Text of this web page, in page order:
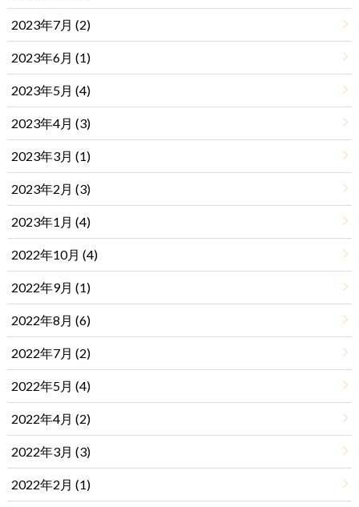
2023年7月 (2)
2023年6月 (1)
2023年5月 (4)
2023年4月 (3)
2023年3月 (1)
2023年2月 (3)
2023年1月 (4)
2022年10月 (4)
2022年9月 (1)
2022年8月 (6)
2022年7月 (2)
2022年5月 (4)
2022年4月 (2)
2022年3月 (3)
2022年2月 (1)